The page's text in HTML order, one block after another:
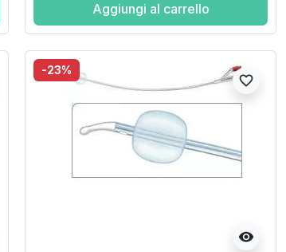
Aggiungi al carrello
-23%
visibility
favorite_border